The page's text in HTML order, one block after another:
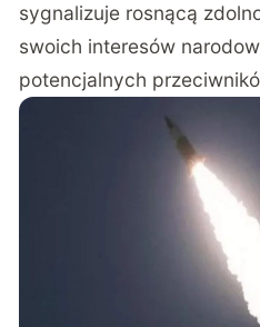
sygnalizuje rosnącą
swoich interesów
potencjalnych